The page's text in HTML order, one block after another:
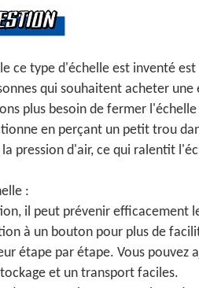
ce type d'échelle est inventé
qui souhaitent acheter
plus besoin de fermer
en perçant un petit trou
pression d'air, ce qui ralentit
:
il peut prévenir efficacement
à un bouton pour plus de
étape par étape. Vous
et un transport faciles.